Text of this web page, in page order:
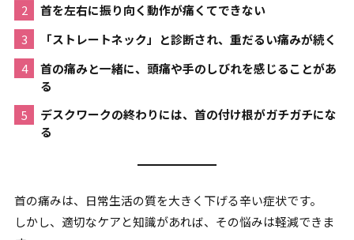
2. 2.むすび訪問整体が考える「首
の痛み」の本当の原因
直・癒着」
3. 3. 「六層連動操法」が長年の首
の痛みに効く理由
首を左右に振り向く動作が痛くてできない
「ストレートネック」と診断され、重だるい痛みが続く
首の痛みと一緒に、 頭痛や手のしびれを感じることがあ
る
デスクワークの終わりには、首の付け根がガチガチにな
る
首の痛みは、日常生活の質を大きく下げる辛い症状です。
しかし、適切なケアと知識があれば、その悩みは軽減できま